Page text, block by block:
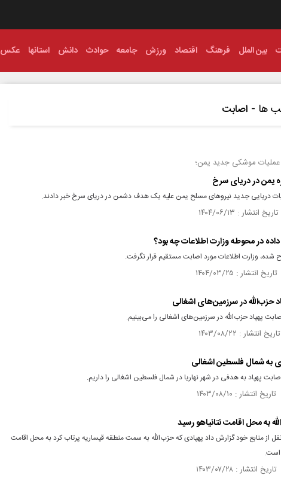
بین الملل فرهنگ اقتصاد ورزش جامعه حوادث دانش استانها عکس
ها - اصابت
موشکی جدید یمن؛
یمن در دریای سرخ
دریایی جدید نیرو‌های مسلح یمن علیه یک هدف دشمن در دریای سرخ خبر دادند.
در محوطه وزارت اطلاعات چه بود؟
وزارت اطلاعات مورد اصابت مستقیم قرار نگرفت.
حزب‌الله در سرزمین‌های اشغالی
پهپاد حزب‌الله در سرزمین‌های اشغالی را می‌بینیم.
به شمال فلسطین اشغالی
پهپاد به هدفی در شهر نهاریا در شمال فلسطین اشغالی را داریم.
به محل اقامت نتانیاهو رسید
از منابع خود گزارش داد پهپادی که حزب‌الله به سمت منطقه قیساریه پرتاب کرد به محل اقامت
است.